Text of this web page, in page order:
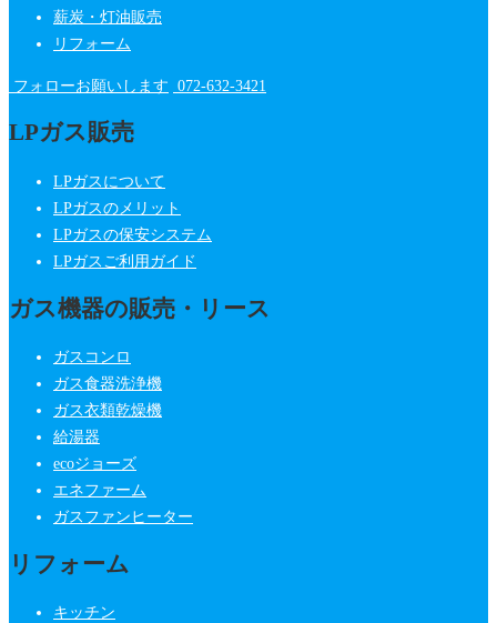
薪炭・灯油販売
リフォーム
フォローお願いします 072-632-3421
LPガス販売
LPガスについて
LPガスのメリット
LPガスの保安システム
LPガスご利用ガイド
ガス機器の販売・リース
ガスコンロ
ガス食器洗浄機
ガス衣類乾燥機
給湯器
ecoジョーズ
エネファーム
ガスファンヒーター
リフォーム
キッチン